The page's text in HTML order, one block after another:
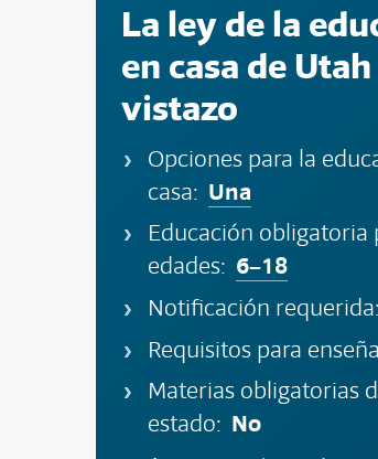
La ley de la
en casa de
vistazo
Opciones para la
casa: Una
Educación obligatoria
edades: 6–18
Notificación requerida:
Requisitos para
Materias obligatorias
estado: No